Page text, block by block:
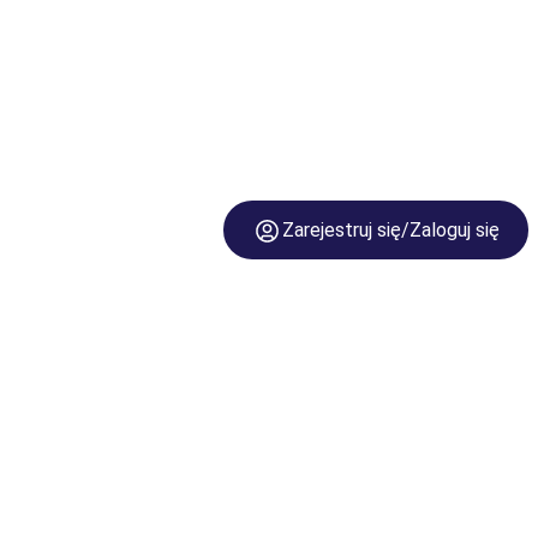
Zarejestruj się/Zaloguj się